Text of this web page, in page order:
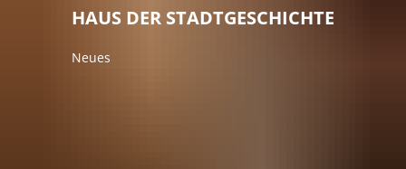
HAUS DER STADTGESCHICHTE
Neues